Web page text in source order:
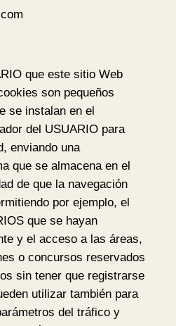
que este sitio Web
son pequeños
se instalan en el
del USUARIO para
enviando una
que se almacena en el
de que la navegación
por ejemplo, el
que se hayan
y el acceso a las áreas,
o concursos reservados
sin tener que registrarse
utilizar también para
del tráfico y